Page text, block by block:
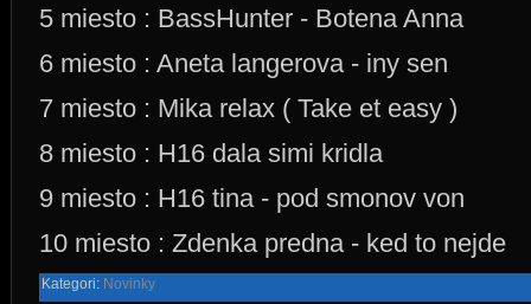
5 miesto : BassHunter - Botena Anna
6 miesto : Aneta langerova - iny sen
7 miesto : Mika relax ( Take et easy )
8 miesto : H16 dala simi kridla
9 miesto : H16 tina - pod smonov von
10 miesto : Zdenka predna - ked to nejde
Kategori: Novinky